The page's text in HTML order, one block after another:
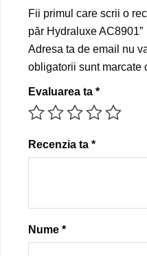
Fii primul care scrii o
păr Hydraluxe AC8901”
Adresa ta de email nu
obligatorii sunt marcate
Evaluarea ta *
Recenzia ta *
Nume *